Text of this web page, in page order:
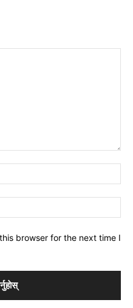
browser for the next time I